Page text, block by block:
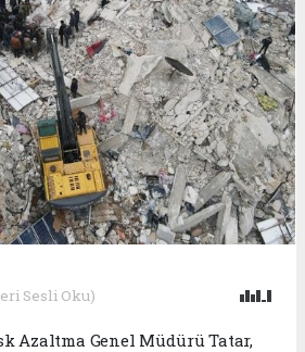
Sesli Oku)
Azaltma Genel Müdürü Tatar,